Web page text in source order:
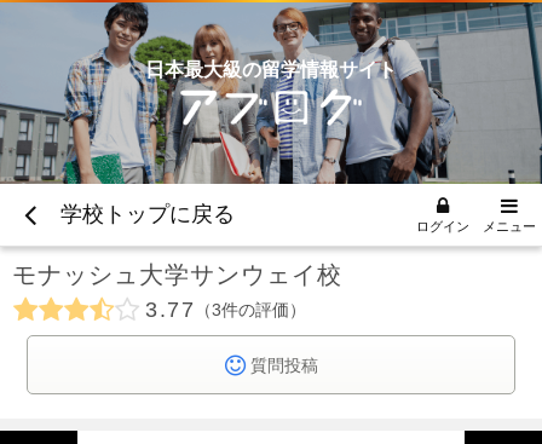
日本最大級の留学情報サイト
学校トップに戻る ログイン メニュー
モナッシュ大学サンウェイ校
3.77 3件の評価
質問投稿